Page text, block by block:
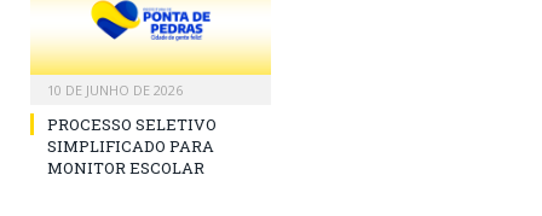
10 DE JUNHO DE 2026
PROCESSO SELETIVO
SIMPLIFICADO PARA
MONITOR ESCOLAR